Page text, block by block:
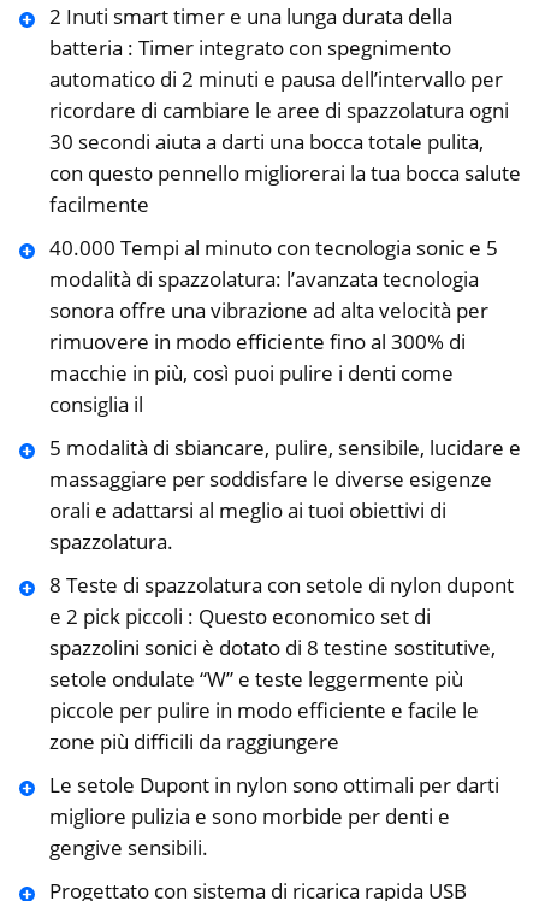
2 Inuti smart timer e una lunga durata della
batteria : Timer integrato con spegnimento
automatico di 2 minuti e pausa dell’intervallo per
ricordare di cambiare le aree di spazzolatura ogni
30 secondi aiuta a darti una bocca totale pulita,
con questo pennello migliorerai la tua bocca salute
facilmente
40.000 Tempi al minuto con tecnologia sonic e 5
modalità di spazzolatura: l’avanzata tecnologia
sonora offre una vibrazione ad alta velocità per
rimuovere in modo efficiente fino al 300% di
macchie in più, così puoi pulire i denti come
consiglia il
5 modalità di sbiancare, pulire, sensibile, lucidare e
massaggiare per soddisfare le diverse esigenze
orali e adattarsi al meglio ai tuoi obiettivi di
spazzolatura.
8 Teste di spazzolatura con setole di nylon dupont
e 2 pick piccoli : Questo economico set di
spazzolini sonici è dotato di 8 testine sostitutive,
setole ondulate “W” e teste leggermente più
piccole per pulire in modo efficiente e facile le
zone più difficili da raggiungere
Le setole Dupont in nylon sono ottimali per darti
migliore pulizia e sono morbide per denti e
gengive sensibili.
Progettato con sistema di ricarica rapida USB